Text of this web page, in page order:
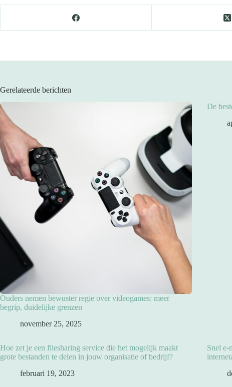
Gerelateerde berichten
Ouders nemen bewuster regie over videogames: meer
begrip, duidelijke grenzen
november 25, 2025
De
Hoe zet je een filesharing service die het mogelijk maakt
grote bestanden te delen in jouw organisatie of bedrijf?
februari 19, 2023
Snel e-